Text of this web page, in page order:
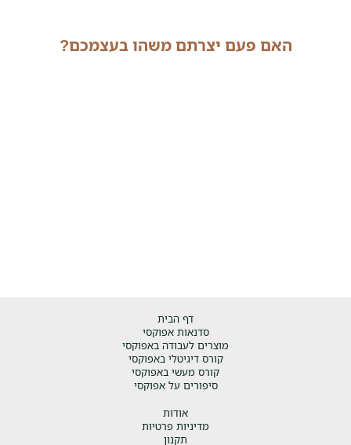
האם פעם יצרתם משהו בעצמכם?
דף הבית
סדנאות אפוקסי
מוצרים לעבודה באפוקסי
קורס דיגיטלי באפוקסי
קורס מעשי באפוקסי
סיפורים על אפוקסי
אודות
מדיניות פרטיות
תקנון